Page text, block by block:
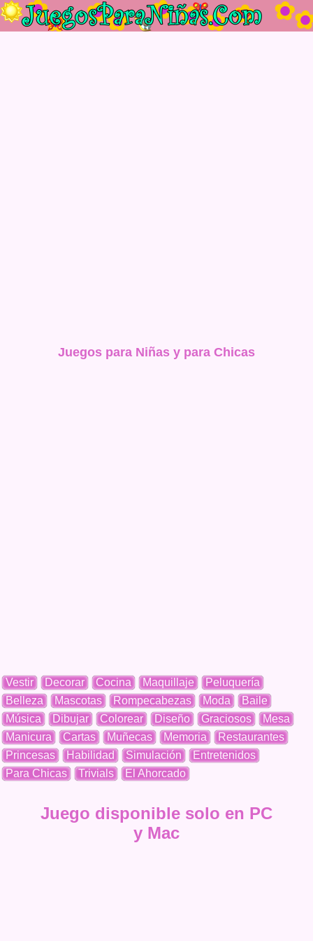
Juegos para Niñas y para Chicas
Vestir Decorar Cocina Maquillaje
Peluquería
Belleza
Mascotas Rompecabezas Moda
Baile
Música
Dibujar Colorear Diseño Graciosos
Mesa
Manicura
Cartas Muñecas Memoria
Restaurantes
Princesas
Habilidad Simulación
Entretenidos
Para Chicas
Trivials El Ahorcado
Juego disponible solo en PC
y Mac